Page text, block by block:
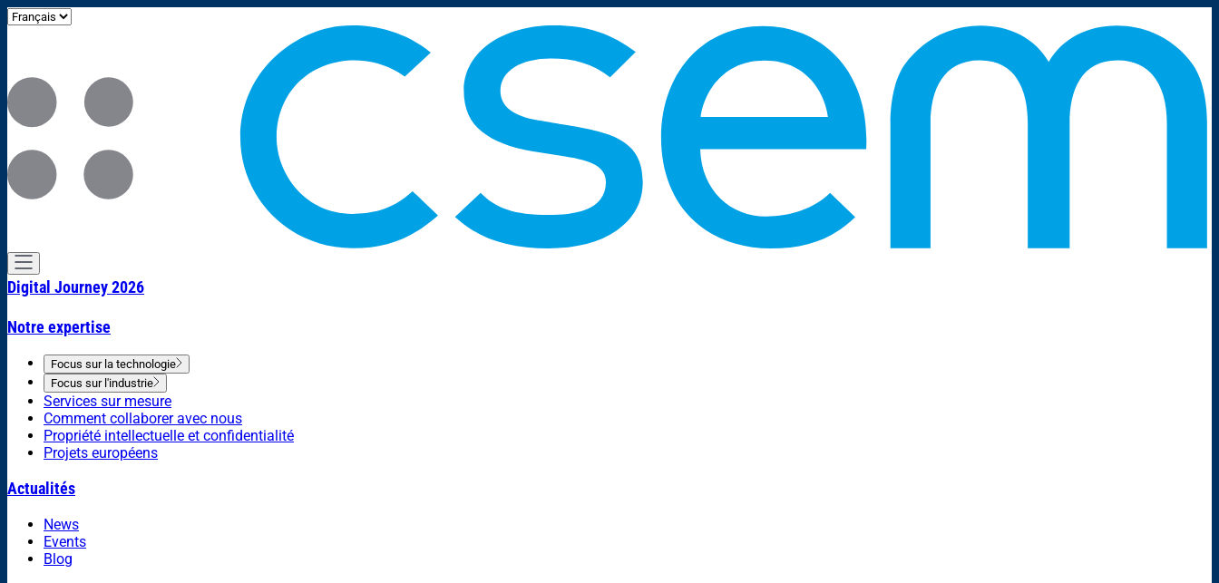
Digital Journey 2026
Notre expertise
Focus sur la technologie
Focus sur l'industrie
Services sur mesure
Comment collaborer avec nous
Propriété intellectuelle et confidentialité
Projets européens
Actualités
News
Events
Blog